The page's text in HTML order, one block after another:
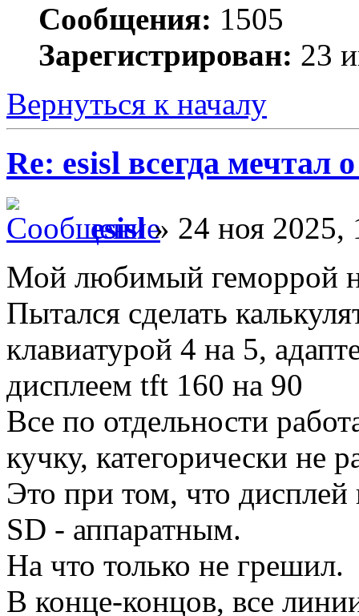
Сообщения: 1505
Зарегистрирован: 23
Вернуться к началу
Re: esisl всегда мечтал
esisl» 24 ноя 2025,
Мой любимый геморрой
Пытался сделать
клавиатурой 4 на 5,
дисплеем tft 160 на 90
Все по отдельности
кучку, категорически не
Это при том, что
SD - аппаратным.
На что только не грешил.
В конце-концов, все